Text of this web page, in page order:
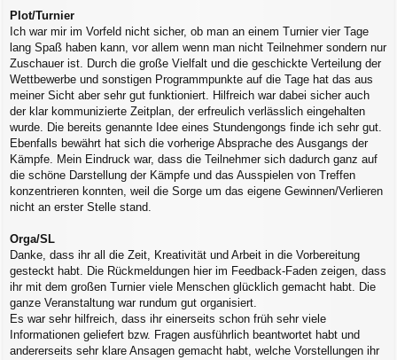
Plot/Turnier
Ich war mir im Vorfeld nicht sicher, ob man an einem Turnier vier Tage
lang Spaß haben kann, vor allem wenn man nicht Teilnehmer sondern nur
Zuschauer ist. Durch die große Vielfalt und die geschickte Verteilung der
Wettbewerbe und sonstigen Programmpunkte auf die Tage hat das aus
meiner Sicht aber sehr gut funktioniert. Hilfreich war dabei sicher auch
der klar kommunizierte Zeitplan, der erfreulich verlässlich eingehalten
wurde. Die bereits genannte Idee eines Stundengongs finde ich sehr gut.
Ebenfalls bewährt hat sich die vorherige Absprache des Ausgangs der
Kämpfe. Mein Eindruck war, dass die Teilnehmer sich dadurch ganz auf
die schöne Darstellung der Kämpfe und das Ausspielen von Treffen
konzentrieren konnten, weil die Sorge um das eigene Gewinnen/Verlieren
nicht an erster Stelle stand.
Orga/SL
Danke, dass ihr all die Zeit, Kreativität und Arbeit in die Vorbereitung
gesteckt habt. Die Rückmeldungen hier im Feedback-Faden zeigen, dass
ihr mit dem großen Turnier viele Menschen glücklich gemacht habt. Die
ganze Veranstaltung war rundum gut organisiert.
Es war sehr hilfreich, dass ihr einerseits schon früh sehr viele
Informationen geliefert bzw. Fragen ausführlich beantwortet habt und
andererseits sehr klare Ansagen gemacht habt, welche Vorstellungen ihr